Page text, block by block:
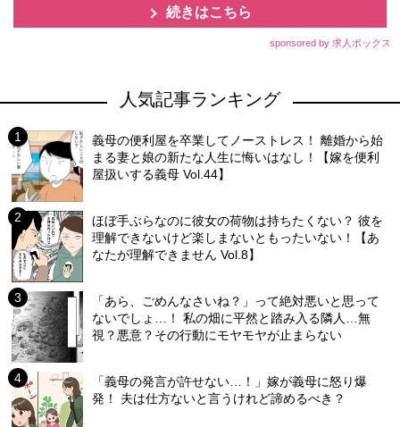
続きはこちら
sponsored by 求人ボックス
人気記事ランキング
義母の便利屋を卒業してノーストレス！ 離婚から始
まる妻と娘の新たな人生に悔いはなし！【嫁を便利
屋扱いする義母 Vol.44】
ほぼ手ぶらなのに彼女の荷物は持ちたくない？ 彼を
理解できないけど楽しまないともったいない！【あ
なたが理解できません Vol.8】
「あら、ごめんなさいね？」って絶対悪いと思って
ないでしょ…！ 私の畑に平然と踏み入る隣人…無
視？悪意？その行動にモヤモヤが止まらない
「義母の発言が許せない…！」嫁が義母に怒り爆
発！ 夫は仕方ないと言うけれど諦めるべき？